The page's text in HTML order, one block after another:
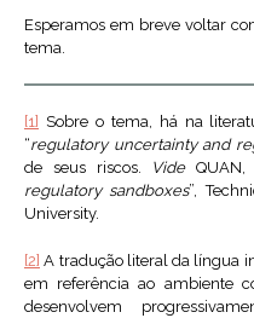
Esperamos em breve voltar
tema.
[1] Sobre o tema, há na
“regulatory uncertainty and
de seus riscos.
VideQUAN,
regulatory sandboxes”,
University.
[2] A tradução literal da língua
em referência ao ambiente
desenvolvem